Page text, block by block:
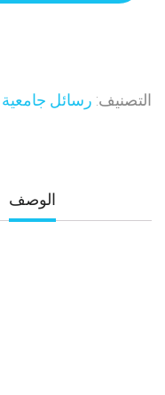
التصنيف: رسائل جامعية
الوصف